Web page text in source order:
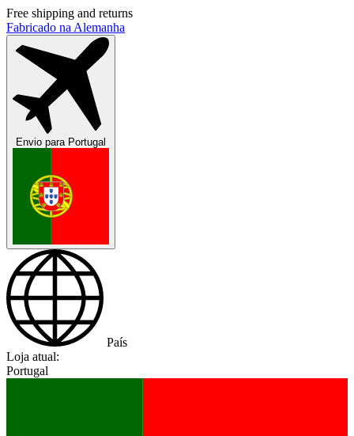
Free shipping and returns
Fabricado na Alemanha
Envio paraPortugal
País
Loja atual:
Portugal